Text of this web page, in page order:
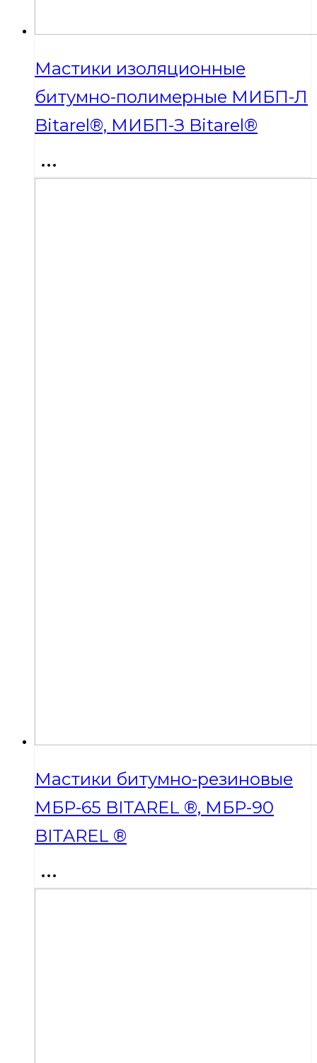
Мастики изоляционные
битумно-полимерные МИБП-Л
Bitarel®, МИБП-З Bitarel®
Мастики битумно-резиновые
МБР-65 BITAREL ®, МБР-90
BITAREL ®